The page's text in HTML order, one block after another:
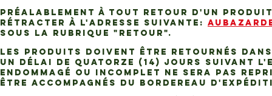
Préalablement à tout retour d'un
rétracter à l'adresse suivante:
sous la rubrique "Retour".
Les Produits doivent être retournés
un délai de quatorze (14) jours suivant
endommagé ou incomplet ne sera pas
être accompagnés du bordereau